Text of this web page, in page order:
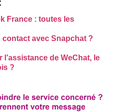
France : toutes les
avec Snapchat ?
de WeChat, le
?